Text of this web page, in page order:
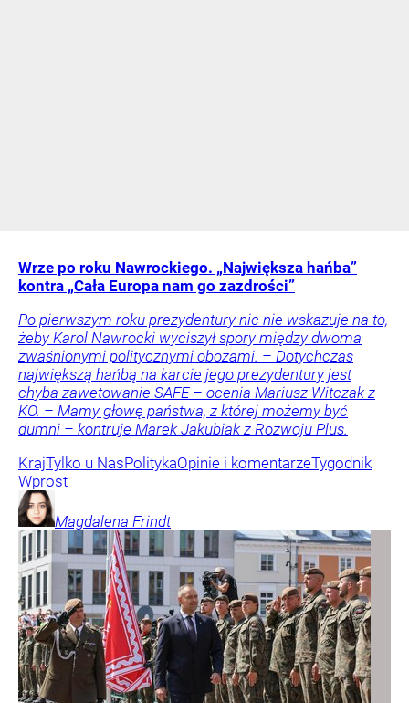
Wrze po roku Nawrockiego. „Największa hańba”
kontra „Cała Europa nam go zazdrości”
Po pierwszym roku prezydentury nic nie wskazuje na to,
żeby Karol Nawrocki wyciszył spory między dwoma
zwaśnionymi politycznymi obozami. – Dotychczas
największą hańbą na karcie jego prezydentury jest
chyba zawetowanie SAFE – ocenia Mariusz Witczak z
KO. – Mamy głowę państwa, z której możemy być
dumni – kontruje Marek Jakubiak z Rozwoju Plus.
KrajTylko u NasPolitykaOpinie i komentarzeTygodnik
Wprost
Magdalena Frindt